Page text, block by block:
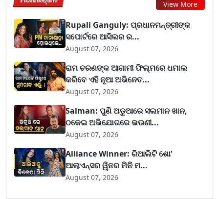
View More
Rupali Ganguly: ପ୍ରଧାନମନ୍ତ୍ରୀଙ୍କ
ସପୋର୍ଟରେ ଆସିଲର ର...
August 07, 2026
ରାମ ଚରଣଙ୍କ ଆଗାମୀ ଫିଲ୍ମରେ ଧମାଲ
କରିବେ ଏହି ନୂଆ ଅଭିନେତ...
August 07, 2026
Salman: ପୁଣି ଅଡୁଆରେ ସଲମାନ ଖାନ,
ଠକେଇ ଅଭିଯୋଗରେ ଭଉଣୀ...
August 07, 2026
Alliance Winner: ରିଆଲିଟି ଶୋ’
ଆଲାଏନ୍ସର ୱିନର ମିନି ମ...
August 07, 2026